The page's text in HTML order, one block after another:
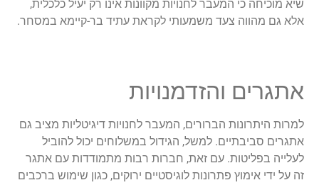
שיא מוכיחה כי המעבר לחנויות מקוונות אינו רק יעיל כלכלית,
אלא גם מהווה צעד משמעותי לקראת עתיד בר-קיימא במסחר.
אתגרים והזדמנויות
למרות היתרונות הברורים, המעבר לחנויות דיגיטליות מציב גם
אתגרים סביבתיים. למשל, הגידול במשלוחים יכול להוביל
לעלייה בפליטות. עם זאת, חברות רבות מתמודדות עם אתגר
זה על ידי אימוץ פתרונות לוגיסטיים ירוקים, כגון שימוש ברכבים